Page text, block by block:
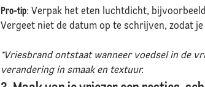
Pro-tip: Verpak het eten luchtdicht,
Vergeet niet de datum op te schrijven, zodat
*Vriesbrand ontstaat wanneer voedsel in de
verandering in smaak en textuur.